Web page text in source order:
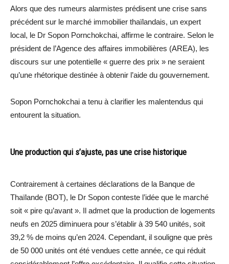
Alors que des rumeurs alarmistes prédisent une crise sans
précédent sur le marché immobilier thaïlandais, un expert
local, le Dr Sopon Pornchokchai, affirme le contraire. Selon le
président de l’Agence des affaires immobilières (AREA), les
discours sur une potentielle « guerre des prix » ne seraient
qu’une rhétorique destinée à obtenir l’aide du gouvernement.
Sopon Pornchokchai a tenu à clarifier les malentendus qui
entourent la situation.
Une production qui s’ajuste, pas une crise historique
Contrairement à certaines déclarations de la Banque de
Thaïlande (BOT), le Dr Sopon conteste l’idée que le marché
soit « pire qu’avant ». Il admet que la production de logements
neufs en 2025 diminuera pour s’établir à 39 540 unités, soit
39,2 % de moins qu’en 2024. Cependant, il souligne que près
de 50 000 unités ont été vendues cette année, ce qui réduit